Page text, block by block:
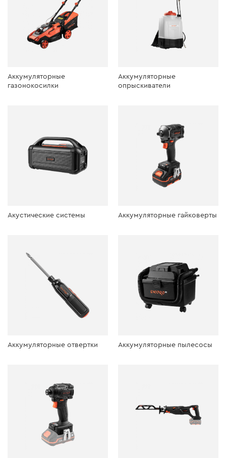
Аккумуляторные
газонокосилки
Аккумуляторные
опрыскиватели
Акустические системы Аккумуляторные гайковерты
Аккумуляторные отвертки Аккумуляторные пылесосы